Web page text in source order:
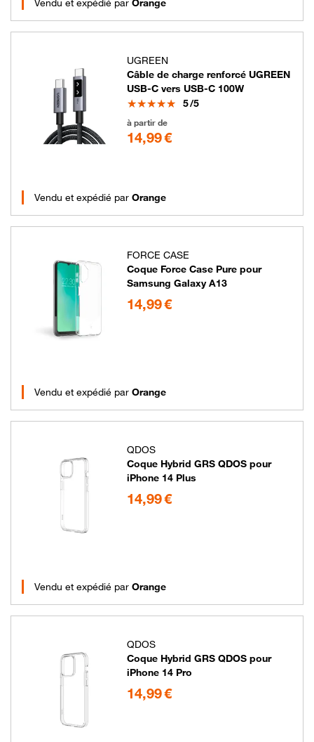
Vendu et expédié par Orange
UGREEN
Câble de charge renforcé UGREEN
USB-C vers USB-C 100W
Note
5/5
à partir de
14,99 €
Vendu et expédié par Orange
FORCE CASE
Coque Force Case Pure pour
Samsung Galaxy A13
14,99 €
Vendu et expédié par Orange
QDOS
Coque Hybrid GRS QDOS pour
iPhone 14 Plus
14,99 €
Vendu et expédié par Orange
QDOS
Coque Hybrid GRS QDOS pour
iPhone 14 Pro
14,99 €